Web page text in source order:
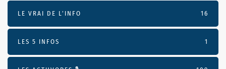
LE VRAI DE L’INFO 16
LES 5 INFOS 1